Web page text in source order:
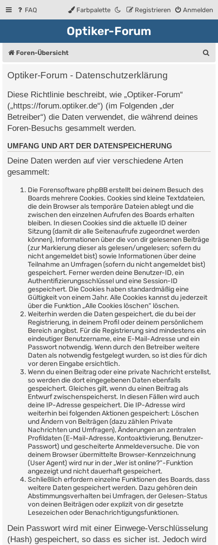
FAQ Anmelden
Registrieren
Farbpalette
Optiker-Forum
Foren-Übersicht
Optiker-Forum - Datenschutzerklärung
Diese Richtlinie beschreibt, wie „Optiker-Forum“
(„https://forum.optiker.de“) (im Folgenden „der
Betreiber“) die Daten verwendet, die während deines
Foren-Besuchs gesammelt werden.
UMFANG UND ART DER DATENSPEICHERUNG
Deine Daten werden auf vier verschiedene Arten
gesammelt:
Die Forensoftware phpBB erstellt bei deinem Besuch des
Boards mehrere Cookies. Cookies sind kleine Textdateien,
die dein Browser als temporäre Dateien ablegt und die
zwischen den einzelnen Aufrufen des Boards erhalten
bleiben. In diesen Cookies sind die aktuelle ID deiner
Sitzung (damit dir alle Seitenaufrufe zugeordnet werden
können), Informationen über die von dir gelesenen Beiträge
(zur Markierung dieser als gelesen/ungelesen; sofern du
nicht angemeldet bist) sowie Informationen über deine
Teilnahme an Umfragen (sofern du nicht angemeldet bist)
gespeichert. Ferner werden deine Benutzer-ID, ein
Authentifizierungsschlüssel und eine Session-ID
gespeichert. Die Cookies haben standardmäßig eine
Gültigkeit von einem Jahr. Alle Cookies kannst du jederzeit
über die Funktion „Alle Cookies löschen“ löschen.
Weiterhin werden die Daten gespeichert, die du bei der
Registrierung, in deinem Profil oder deinem persönlichem
Bereich angibst. Für die Registrierung sind mindestens ein
eindeutiger Benutzername, eine E-Mail-Adresse und ein
Passwort notwendig. Wenn durch den Betreiber weitere
Daten als notwendig festgelegt wurden, so ist dies für dich
vor deren Eingabe ersichtlich.
Wenn du einen Beitrag oder eine private Nachricht erstellst,
so werden die dort eingegebenen Daten ebenfalls
gespeichert. Gleiches gilt, wenn du einen Beitrag als
Entwurf zwischenspeicherst. In diesen Fällen wird auch
deine IP-Adresse gespeichert. Die IP-Adresse wird
weiterhin bei folgenden Aktionen gespeichert: Löschen
und Ändern von Beiträgen (dazu zählen Private
Nachrichten und Umfragen), Änderungen an zentralen
Profildaten (E-Mail-Adresse, Kontoaktivierung, Benutzer-
Passwort) und gescheiterte Anmeldeversuche. Die von
deinem Browser übermittelte Browser-Kennzeichnung
(User Agent) wird nur in der „Wer ist online?“-Funktion
angezeigt und nicht dauerhaft gespeichert.
Schließlich erfordern einzelne Funktionen des Boards, dass
weitere Daten gespeichert werden. Dazu gehören dein
Abstimmungsverhalten bei Umfragen, der Gelesen-Status
von deinen Beiträgen oder explizit von dir gesetzte
Lesezeichen oder Benachrichtigungsfunktionen.
Dein Passwort wird mit einer Einwege-Verschlüsselung
(Hash) gespeichert, so dass es sicher ist. Jedoch wird